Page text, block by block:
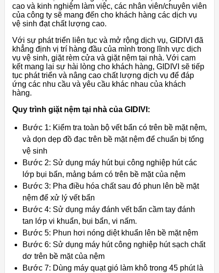
cao và kinh nghiệm làm việc, các nhân viên/chuyên viên
của công ty sẽ mang đến cho khách hàng các dịch vụ
vệ sinh đạt chất lượng cao.
Với sự phát triển liên tục và mở rộng dịch vụ, GIDIVI đã
khẳng định vị trí hàng đầu của mình trong lĩnh vực dịch
vụ vệ sinh, giặt rèm cửa và giặt nệm tại nhà. Với cam
kết mang lại sự hài lòng cho khách hàng, GIDIVI sẽ tiếp
tục phát triển và nâng cao chất lượng dịch vụ để đáp
ứng các nhu cầu và yêu cầu khác nhau của khách
hàng.
Quy trình giặt nệm tại nhà của GIDIVI:
Bước 1: Kiểm tra toàn bộ vết bẩn có trên bề mặt nệm,
và dọn dẹp đồ đạc trên bề mặt nệm để chuẩn bị tổng
vệ sinh
Bước 2: Sử dụng máy hút bụi công nghiệp hút các
lớp bụi bẩn, mảng bám có trên bề mặt của nệm
Bước 3: Pha điều hóa chất sau đó phun lên bề mặt
nệm để xử lý vết bẩn
Bước 4: Sử dụng máy đánh vết bẩn cầm tay đánh
tan lớp vi khuẩn, bụi bẩn, vi nấm.
Bước 5: Phun hơi nóng diệt khuẩn lên bề mặt nệm
Bước 6: Sử dụng máy hút công nghiệp hút sạch chất
dơ trên bề mặt của nệm
Bước 7: Dùng máy quạt gió làm khô trong 45 phút là